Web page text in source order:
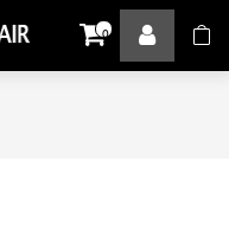
0